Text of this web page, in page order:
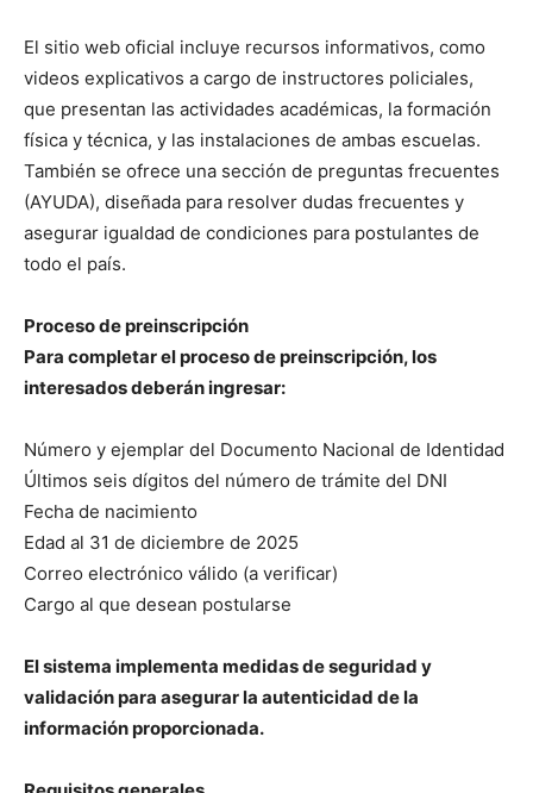
El sitio web oficial incluye recursos informativos, como
videos explicativos a cargo de instructores policiales,
que presentan las actividades académicas, la formación
física y técnica, y las instalaciones de ambas escuelas.
También se ofrece una sección de preguntas frecuentes
(AYUDA), diseñada para resolver dudas frecuentes y
asegurar igualdad de condiciones para postulantes de
todo el país.
Proceso de preinscripción
Para completar el proceso de preinscripción, los
interesados deberán ingresar:
Número y ejemplar del Documento Nacional de Identidad
Últimos seis dígitos del número de trámite del DNI
Fecha de nacimiento
Edad al 31 de diciembre de 2025
Correo electrónico válido (a verificar)
Cargo al que desean postularse
El sistema implementa medidas de seguridad y
validación para asegurar la autenticidad de la
información proporcionada.